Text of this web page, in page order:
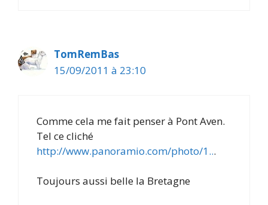
TomRemBas
15/09/2011 à 23:10
Comme cela me fait penser à Pont Aven.
Tel ce cliché
http://www.panoramio.com/photo/1...
Toujours aussi belle la Bretagne